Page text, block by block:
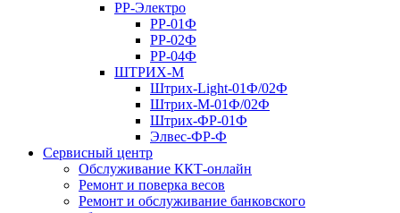
РР-Электро
РР-01Ф
РР-02Ф
РР-04Ф
ШТРИХ-М
Штрих-Light-01Ф/02Ф
Штрих-М-01Ф/02Ф
Штрих-ФР-01Ф
Элвес-ФР-Ф
Сервисный центр
Обслуживание ККТ-онлайн
Ремонт и поверка весов
Ремонт и обслуживание банковского